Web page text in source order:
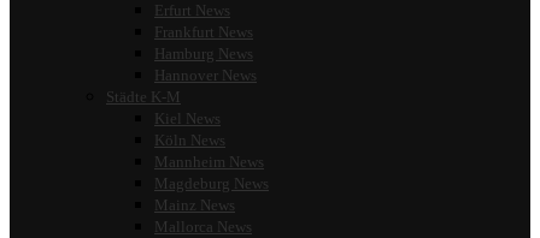
Erfurt News
Frankfurt News
Hamburg News
Hannover News
Städte K-M
Kiel News
Köln News
Mannheim News
Magdeburg News
Mainz News
Mallorca News